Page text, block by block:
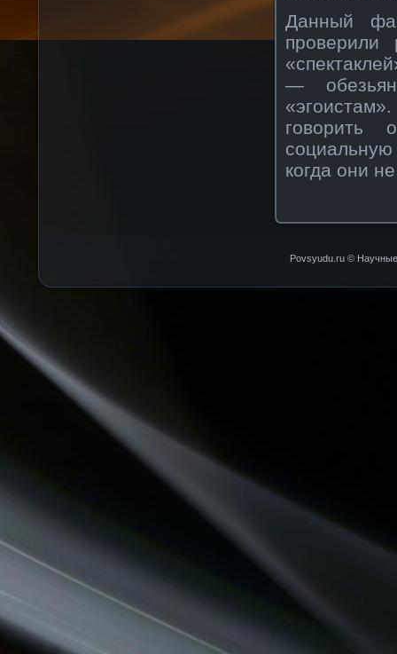
Данный
проверили
—
когда они
Povsyudu.ru © Научные